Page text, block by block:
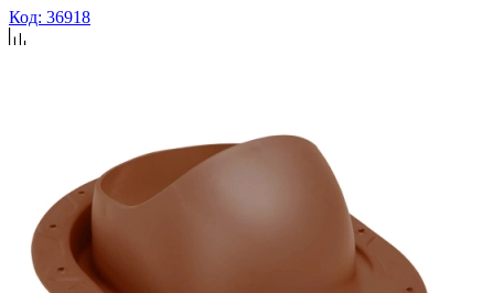
Код: 36918